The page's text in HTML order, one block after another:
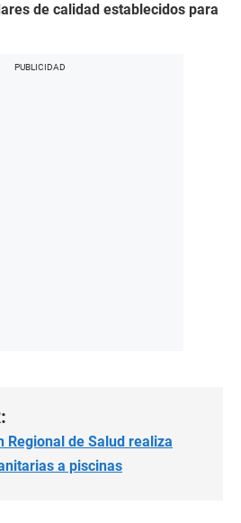
de calidad establecidos para
Regional de Salud realiza
a piscinas